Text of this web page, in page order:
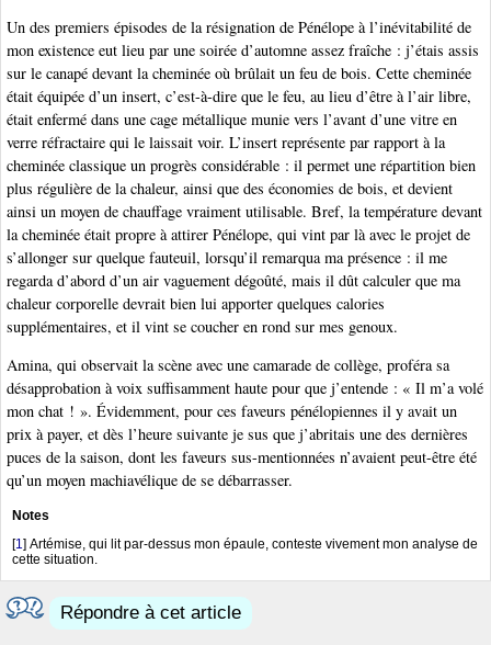
Un des premiers épisodes de la résignation de Pénélope à l’inévitabilité de
mon existence eut lieu par une soirée d’automne assez fraîche : j’étais assis
sur le canapé devant la cheminée où brûlait un feu de bois. Cette cheminée
était équipée d’un insert, c’est-à-dire que le feu, au lieu d’être à l’air libre,
était enfermé dans une cage métallique munie vers l’avant d’une vitre en
verre réfractaire qui le laissait voir. L’insert représente par rapport à la
cheminée classique un progrès considérable : il permet une répartition bien
plus régulière de la chaleur, ainsi que des économies de bois, et devient
ainsi un moyen de chauffage vraiment utilisable. Bref, la température devant
la cheminée était propre à attirer Pénélope, qui vint par là avec le projet de
s’allonger sur quelque fauteuil, lorsqu’il remarqua ma présence : il me
regarda d’abord d’un air vaguement dégoûté, mais il dût calculer que ma
chaleur corporelle devrait bien lui apporter quelques calories
supplémentaires, et il vint se coucher en rond sur mes genoux.
Amina, qui observait la scène avec une camarade de collège, proféra sa
désapprobation à voix suffisamment haute pour que j’entende : « Il m’a volé
mon chat ! ». Évidemment, pour ces faveurs pénélopiennes il y avait un
prix à payer, et dès l’heure suivante je sus que j’abritais une des dernières
puces de la saison, dont les faveurs sus-mentionnées n’avaient peut-être été
qu’un moyen machiavélique de se débarrasser.
Notes
[1 ] Artémise, qui lit par-dessus mon épaule, conteste vivement mon analyse de
cette situation.
Répondre à cet article